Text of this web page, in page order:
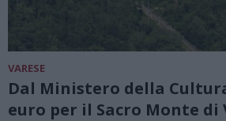
VARESE
Dal Ministero della
euro per il Sacro Monte di